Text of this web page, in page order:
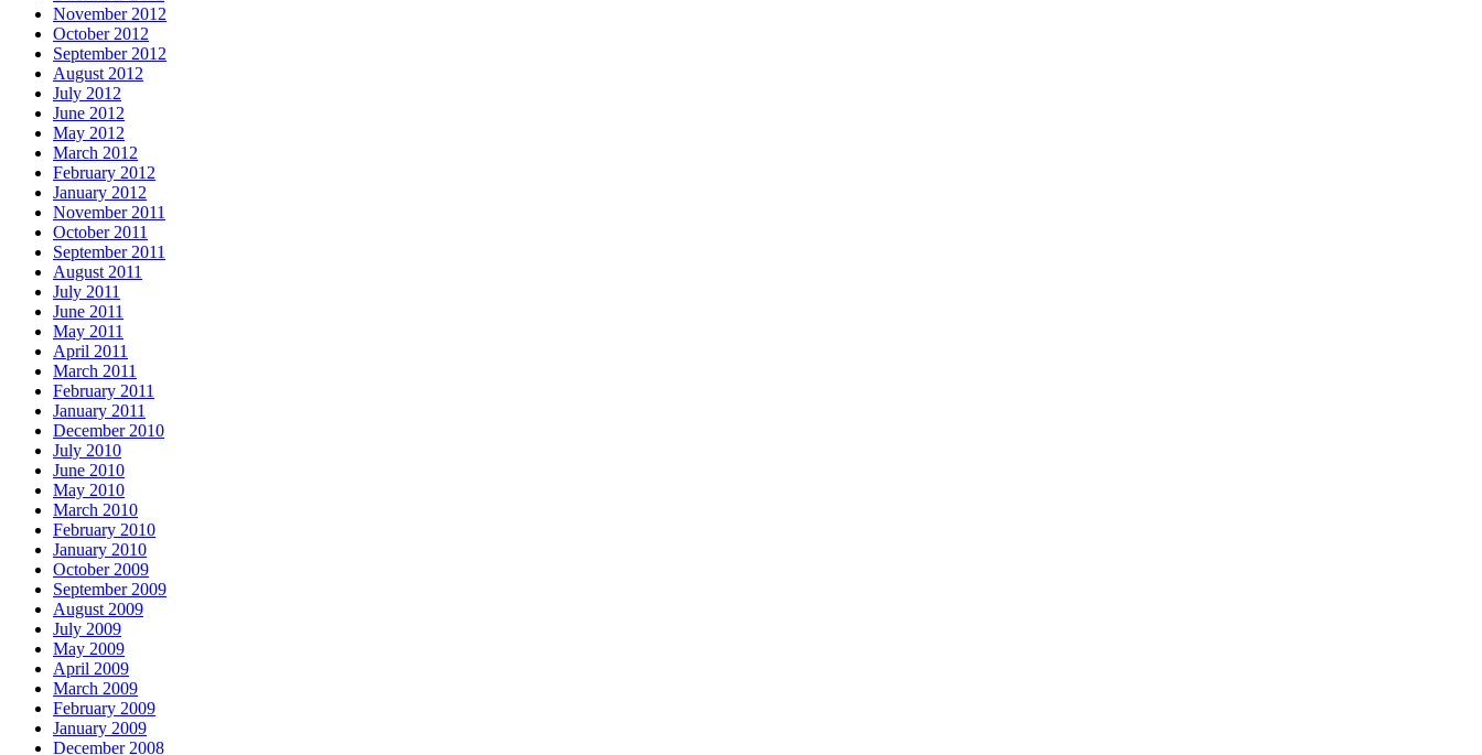
November 2012
October 2012
September 2012
August 2012
July 2012
June 2012
May 2012
March 2012
February 2012
January 2012
November 2011
October 2011
September 2011
August 2011
July 2011
June 2011
May 2011
April 2011
March 2011
February 2011
January 2011
December 2010
July 2010
June 2010
May 2010
March 2010
February 2010
January 2010
October 2009
September 2009
August 2009
July 2009
May 2009
April 2009
March 2009
February 2009
January 2009
December 2008